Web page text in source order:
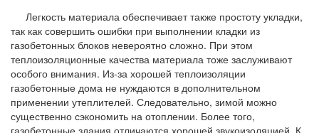
Легкость материала обеспечивает также простоту укладки,
так как совершить ошибки при выполнении кладки из
газобетонных блоков невероятно сложно. При этом
теплоизоляционные качества материала тоже заслуживают
особого внимания. Из-за хорошей теплоизоляции
газобетонные дома не нуждаются в дополнительном
применении утеплителей. Следовательно, зимой можно
существенно сэкономить на отоплении. Более того,
газобетонные здания отличаются хорошей звукоизоляцией. К